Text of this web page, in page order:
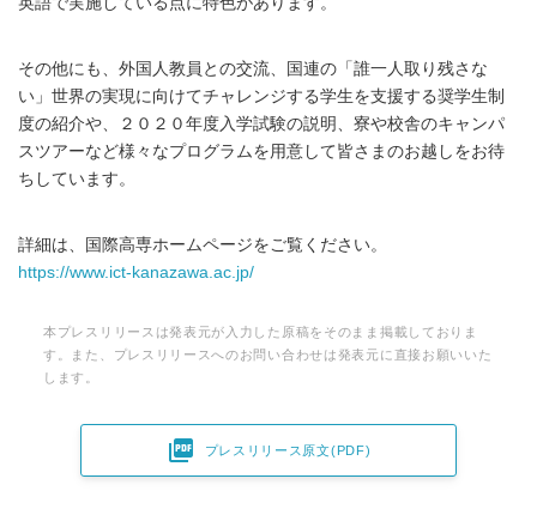
その他にも、外国人教員との交流、国連の「誰一人取り残さな
い」世界の実現に向けてチャレンジする学生を支援する奨学生制
度の紹介や、２０２０年度入学試験の説明、寮や校舎のキャンパ
スツアーなど様々なプログラムを用意して皆さまのお越しをお待
ちしています。
詳細は、国際高専ホームページをご覧ください。
https://www.ict-kanazawa.ac.jp/
本プレスリリースは発表元が入力した原稿をそのまま掲載しておりま
す。また、プレスリリースへのお問い合わせは発表元に直接お願いいた
します。
 プレスリリース原文(PDF)